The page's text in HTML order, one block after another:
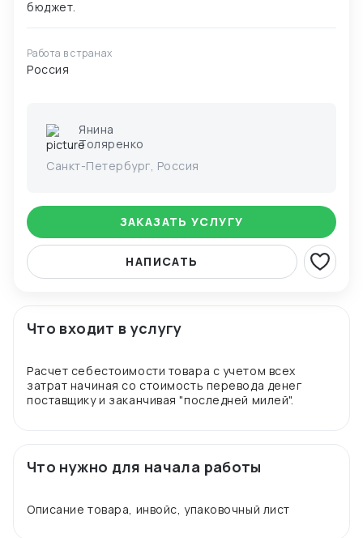
Работа в странах
Россия
Янина
Толяренко
Санкт-Петербург, Россия
ЗАКАЗАТЬ УСЛУГУ
НАПИСАТЬ
Что входит в услугу
Расчет себестоимости товара с учетом всех
затрат начиная со стоимость перевода денег
Что нужно для начала работы